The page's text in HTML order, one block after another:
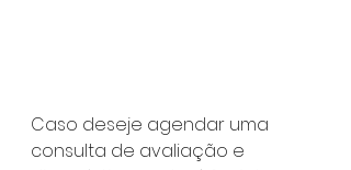
Caso deseje agendar uma
consulta de avaliação e